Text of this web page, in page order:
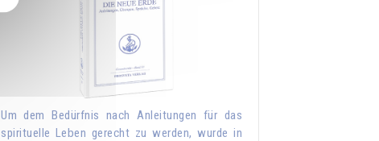
Um dem Bedürfnis nach Anleitungen für das
spirituelle Leben gerecht zu werden, wurde in